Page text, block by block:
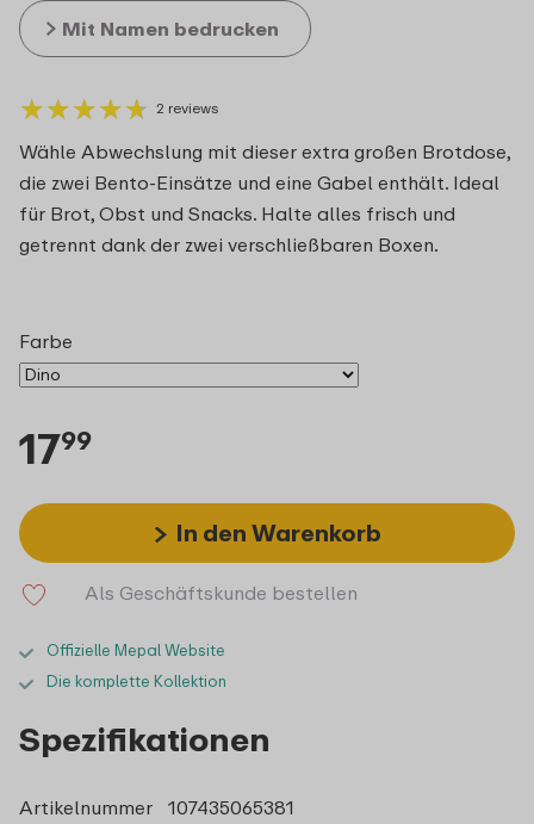
★★★★★
★★★★★ 2 reviews
Wähle Abwechslung mit dieser extra großen Brotdose,
die zwei Bento-Einsätze und eine Gabel enthält. Ideal
für Brot, Obst und Snacks. Halte alles frisch und
getrennt dank der zwei verschließbaren Boxen.
Mit Namen bedrucken
Farbe
1799
In den Warenkorb
Als Geschäftskunde bestellen
Offizielle Mepal Website
Die komplette Kollektion
Spezifikationen
Artikelnummer
107435065381